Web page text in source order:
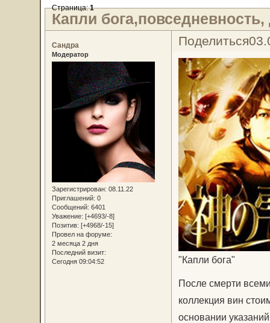
Капли
Страница:1
Поделиться
Сандра
Модератор
Зарегистрирован: 08.11.22
Приглашений: 0
Сообщений: 6401
Уважение: [+4693/-8]
Позитив: [+4968/-15]
Провел на форуме:
2 месяца 2 дня
Последний визит:
Сегодня 09:04:52
"Капли бога"
После смерти
коллекция вин
основании